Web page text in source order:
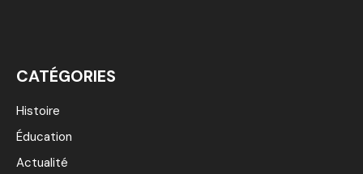
CATÉGORIES
Histoire
Éducation
Actualité